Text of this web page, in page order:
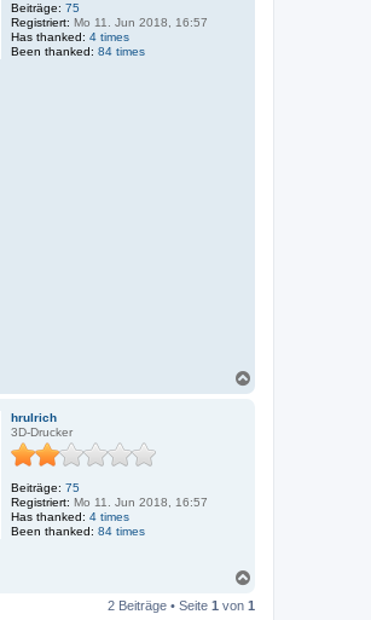
Beiträge: 75
Registriert: Mo 11. Jun 2018, 16:57
Has thanked: 4 times
Been thanked: 84 times
hrulrich
3D-Drucker
Beiträge: 75
Registriert: Mo 11. Jun 2018, 16:57
Has thanked: 4 times
Been thanked: 84 times
c
2 Beiträge • Seite 1 von 1